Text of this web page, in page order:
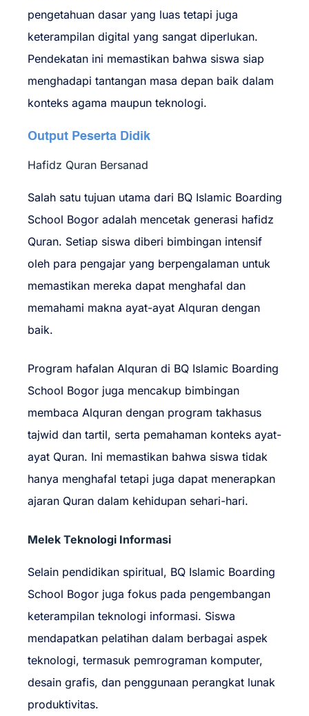
pengetahuan dasar yang luas tetapi juga
keterampilan digital yang sangat diperlukan.
Pendekatan ini memastikan bahwa siswa siap
menghadapi tantangan masa depan baik dalam
konteks agama maupun teknologi.
Output Peserta Didik
Hafidz Quran Bersanad
Salah satu tujuan utama dari BQ Islamic Boarding
School Bogor adalah mencetak generasi hafidz
Quran. Setiap siswa diberi bimbingan intensif
oleh para pengajar yang berpengalaman untuk
memastikan mereka dapat menghafal dan
memahami makna ayat-ayat Alquran dengan
baik.
Program hafalan Alquran di BQ Islamic Boarding
School Bogor juga mencakup bimbingan
membaca Alquran dengan program takhasus
tajwid dan tartil, serta pemahaman konteks ayat-
ayat Quran. Ini memastikan bahwa siswa tidak
hanya menghafal tetapi juga dapat menerapkan
ajaran Quran dalam kehidupan sehari-hari.
Melek Teknologi Informasi
Selain pendidikan spiritual, BQ Islamic Boarding
School Bogor juga fokus pada pengembangan
keterampilan teknologi informasi. Siswa
mendapatkan pelatihan dalam berbagai aspek
teknologi, termasuk pemrograman komputer,
desain grafis, dan penggunaan perangkat lunak
produktivitas.